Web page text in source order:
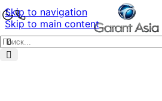
Skip to navigation
Skip to main content